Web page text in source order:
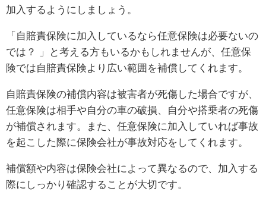
加入するようにしましょう。
「自賠責保険に加入しているなら任意保険は必要ないの
では？ 」と考える方もいるかもしれませんが、任意保
険では自賠責保険より広い範囲を補償してくれます。
自賠責保険の補償内容は被害者が死傷した場合ですが、
任意保険は相手や自分の車の破損、自分や搭乗者の死傷
が補償されます。また、任意保険に加入していれば事故
を起こした際に保険会社が事故対応をしてくれます。
補償額や内容は保険会社によって異なるので、加入する
際にしっかり確認することが大切です。